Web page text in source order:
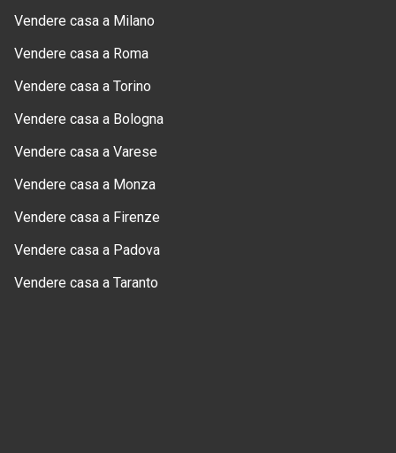
Vendere casa a Milano
Vendere casa a Roma
Vendere casa a Torino
Vendere casa a Bologna
Vendere casa a Varese
Vendere casa a Monza
Vendere casa a Firenze
Vendere casa a Padova
Vendere casa a Taranto